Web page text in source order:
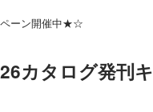
ペーン開催中★☆
カタログ発刊キ